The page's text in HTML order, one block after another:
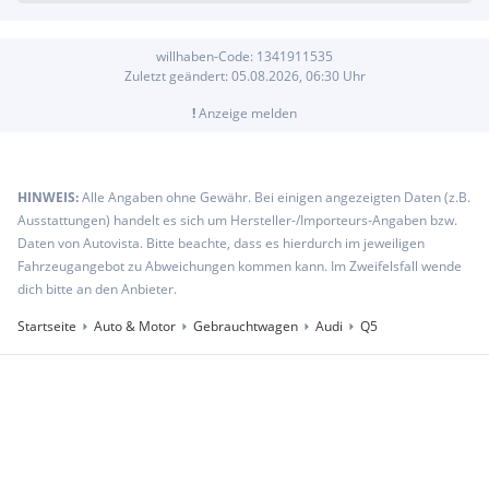
willhaben-Code: 1341911535
Zuletzt geändert: 05.08.2026, 06:30Uhr
!Anzeige melden
HINWEIS:Alle Angaben ohne Gewähr. Bei einigen angezeigten Daten (z.B.
Ausstattungen) handelt es sich um Hersteller-/Importeurs-Angaben bzw.
Daten von Autovista. Bitte beachte, dass es hierdurch im jeweiligen
Fahrzeugangebot zu Abweichungen kommen kann. Im Zweifelsfall wende
dich bitte an den Anbieter.
Startseite
Auto & Motor Gebrauchtwagen Audi Q5